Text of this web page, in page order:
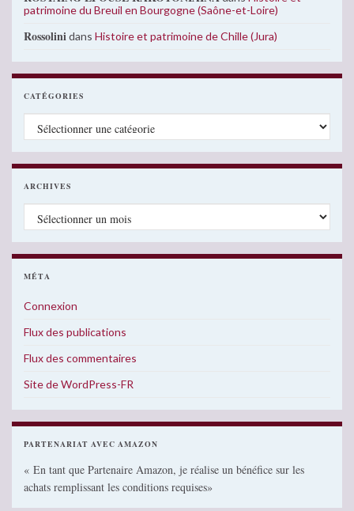
patrimoine du Breuil en Bourgogne (Saône-et-Loire)
Rossolinidans Histoire et patrimoine de Chille (Jura)
CATÉGORIES
ARCHIVES
MÉTA
Connexion
Flux des publications
Flux des commentaires
Site de WordPress-FR
PARTENARIAT AVEC AMAZON
« En tant que Partenaire Amazon, je réalise un bénéfice sur les
achats remplissant les conditions requises»